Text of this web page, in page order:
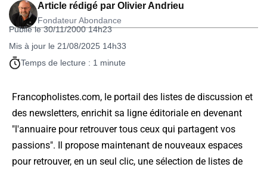
Article rédigé par Olivier Andrieu
Fondateur Abondance
Publié le 30/11/2000 14h23
Mis à jour le 21/08/2025 14h33
Temps de lecture : 1 minute
Francopholistes.com, le portail des listes de discussion et
des newsletters, enrichit sa ligne éditoriale en devenant
"l'annuaire pour retrouver tous ceux qui partagent vos
passions". Il propose maintenant de nouveaux espaces
pour retrouver, en un seul clic, une sélection de listes de